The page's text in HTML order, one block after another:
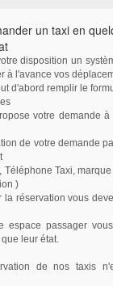
un taxi en
disposition un
à l'avance vos
d'abord remplir le
votre demande à
de votre demande
Taxi, marque
)
réservation vous
passager vous
leur état.
de nos taxis